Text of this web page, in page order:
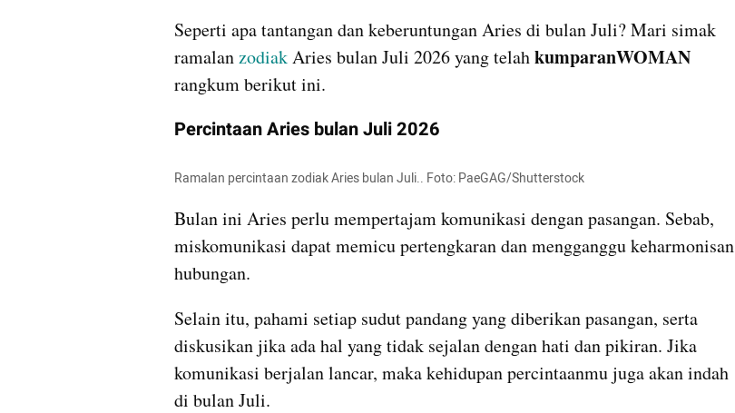
Seperti apa tantangan dan keberuntungan Aries di bulan Juli? Mari simak
ramalan zodiak Aries bulan Juli 2026 yang telah
rangkum berikut ini.
Percintaan Aries bulan Juli 2026
Ramalan percintaan zodiak Aries bulan Juli.. Foto: PaeGAG/Shutterstock
Bulan ini Aries perlu mempertajam komunikasi dengan pasangan. Sebab,
miskomunikasi dapat memicu pertengkaran dan mengganggu keharmonisan
hubungan.
Selain itu, pahami setiap sudut pandang yang diberikan pasangan, serta
diskusikan jika ada hal yang tidak sejalan dengan hati dan pikiran. Jika
komunikasi berjalan lancar, maka kehidupan percintaanmu juga akan indah
di bulan Juli.